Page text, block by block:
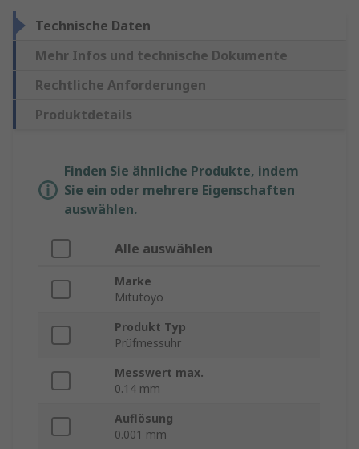
Technische Daten
Mehr Infos und technische Dokumente
Rechtliche Anforderungen
Produktdetails
Finden Sie ähnliche Produkte, indem
Sie ein oder mehrere Eigenschaften
auswählen.
Alle auswählen
Marke
Mitutoyo
Produkt Typ
Prüfmessuhr
Messwert max.
0.14 mm
Auflösung
0.001 mm